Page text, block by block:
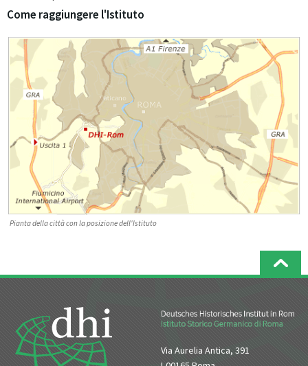
Come raggiungere l'Istituto
Pianta della città con la posizione dell'Istituto
Via Aurelia Antica, 391